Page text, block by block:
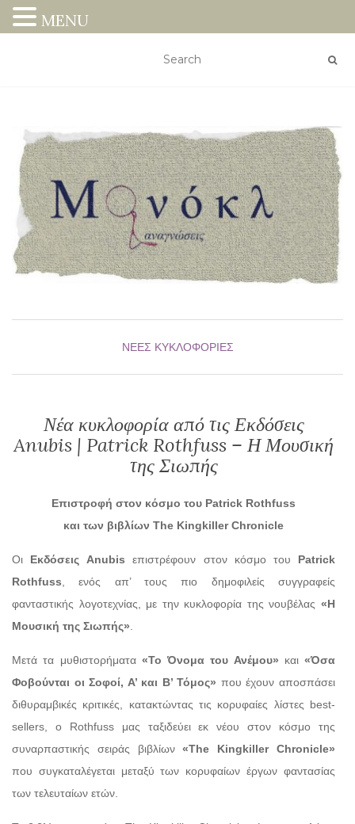
ΝΈΕΣ ΚΥΚΛΟΦΟΡΊΕΣ
Νέα κυκλοφορία από τις Εκδόσεις
Anubis | Patrick Rothfuss – Η Μουσική
της Σιωπής
Επιστροφή στον κόσμο του Patrick Rothfuss
και των βιβλίων The Kingkiller Chronicle
Οι Εκδόσεις Anubisεπιστρέφουν στον κόσμο του Patrick
Rothfuss , ενός απ’ τους πιο δημοφιλείς συγγραφείς
φανταστικής λογοτεχνίας, με την κυκλοφορία της νουβέλας «Η
Μουσική της Σιωπής»
Μετά τα μυθιστορήματα «Το Όνομα του Ανέμου» και «Όσα
Φοβούνται οι Σοφοί, Α’ και Β’ Τόμος» που έχουν αποσπάσει
διθυραμβικές κριτικές, κατακτώντας τις κορυφαίες λίστες best-
sellers, ο Rothfuss μας ταξιδεύει εκ νέου στον κόσμο της
συναρπαστικής σειράς βιβλίων«The Kingkiller Chronicle»
που συγκαταλέγεται μεταξύ των κορυφαίων έργων φαντασίας
των τελευταίων ετών.
MENU